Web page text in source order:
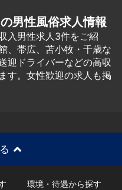
の男性風俗求人情報
入男性求人3件をご紹
、帯広、苫小牧・千歳な
迎ドライバーなどの高収
す。女性歓迎の求人も掲
環境・待遇から探す